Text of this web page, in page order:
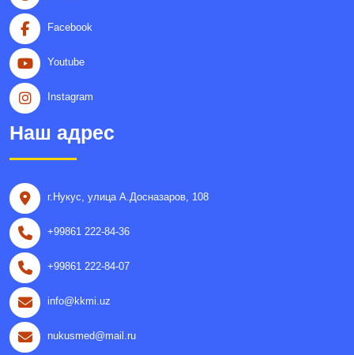
Facebook
Youtube
Instagram
Наш адрес
г.Нукус, улица A.Досназаров, 108
+99861 222-84-36
+99861 222-84-07
info@kkmi.uz
nukusmed@mail.ru